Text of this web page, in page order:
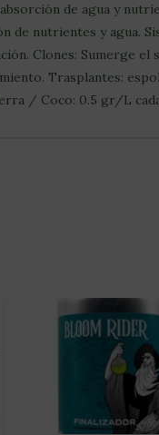
de agua y
nutrientes y agua.
Clones: Sumerge
Trasplantes:
/ Coco: 0.5 gr/L cada